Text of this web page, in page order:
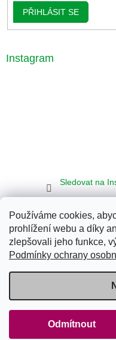
Používáme cookies,
prohlížení webu a díky
zlepšovali jeho funkce,
Podmínky ochrany
Odmítnout
PŘIHLÁSIT SE
Instagram
Sledovat na
Copyright 2026Klub
Upravit